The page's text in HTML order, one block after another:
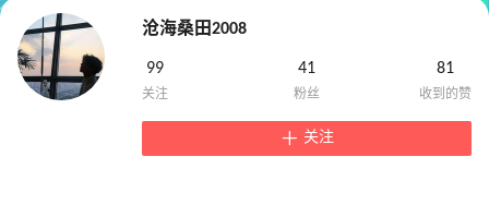
沧海桑田2008
99 41 81
关注